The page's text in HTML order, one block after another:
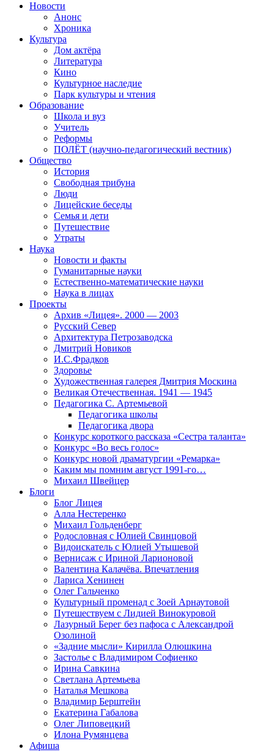
Новости
Анонс
Хроника
Культура
Дом актёра
Литература
Кино
Культурное наследие
Парк культуры и чтения
Образование
Школа и вуз
Учитель
Реформы
ПОЛЁТ (научно-педагогический вестник)
Общество
История
Свободная трибуна
Люди
Лицейские беседы
Семья и дети
Путешествие
Утраты
Наука
Новости и факты
Гуманитарные науки
Естественно-математические науки
Наука в лицах
Проекты
Архив «Лицея». 2000 — 2003
Русский Север
Архитектура Петрозаводска
Дмитрий Новиков
И.С.Фрадков
Здоровье
Художественная галерея Дмитрия Москина
Великая Отечественная. 1941 — 1945
Педагогика С. Артемьевой
Педагогика школы
Педагогика двора
Конкурс короткого рассказа «Сестра таланта»
Конкурс «Во весь голос»
Конкурс новой драматургии «Ремарка»
Каким мы помним август 1991-го…
Михаил Швейцер
Блоги
Блог Лицея
Алла Нестеренко
Михаил Гольденберг
Родословная с Юлией Свинцовой
Видоискатель с Юлией Утышевой
Вернисаж с Ириной Ларионовой
Валентина Калачёва. Впечатления
Лариса Хенинен
Олег Гальченко
Культурный променад с Зоей Арнаутовой
Путешествуем с Лидией Винокуровой
Лазурный Берег без пафоса с Александрой
Озолиной
«Задние мысли» Кирилла Олюшкина
Застолье с Владимиром Софиенко
Ирина Савкина
Светлана Артемьева
Наталья Мешкова
Владимир Берштейн
Екатерина Габалова
Олег Липовецкий
Илона Румянцева
Афиша